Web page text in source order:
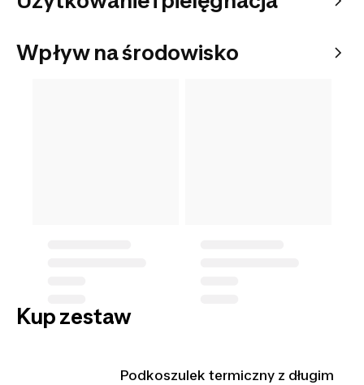
Wpływ na środowisko
Kup zestaw
Podkoszulek termiczny z długim